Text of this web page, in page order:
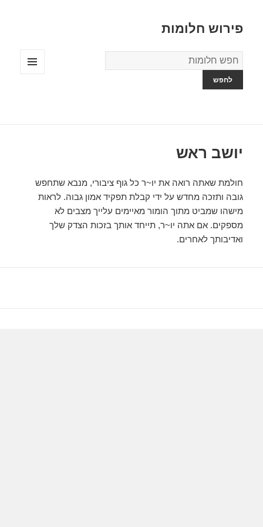
פירוש חלומות
מילון
החלומות
יושב ראש
חולמת שאתה רואה את יו~ר כל גוף ציבורי, מנבא שתחפש
גובה ותזכה מחדש על ידי קבלת תפקיד אמון גבוה. לראות
מישהו שמביט מתוך הומור מאיימים עלייך מצבים לא
מספקים. אם אתה יו~ר, תייחד אותך בזכות הצדק שלך
ואדיבותך לאחרים.